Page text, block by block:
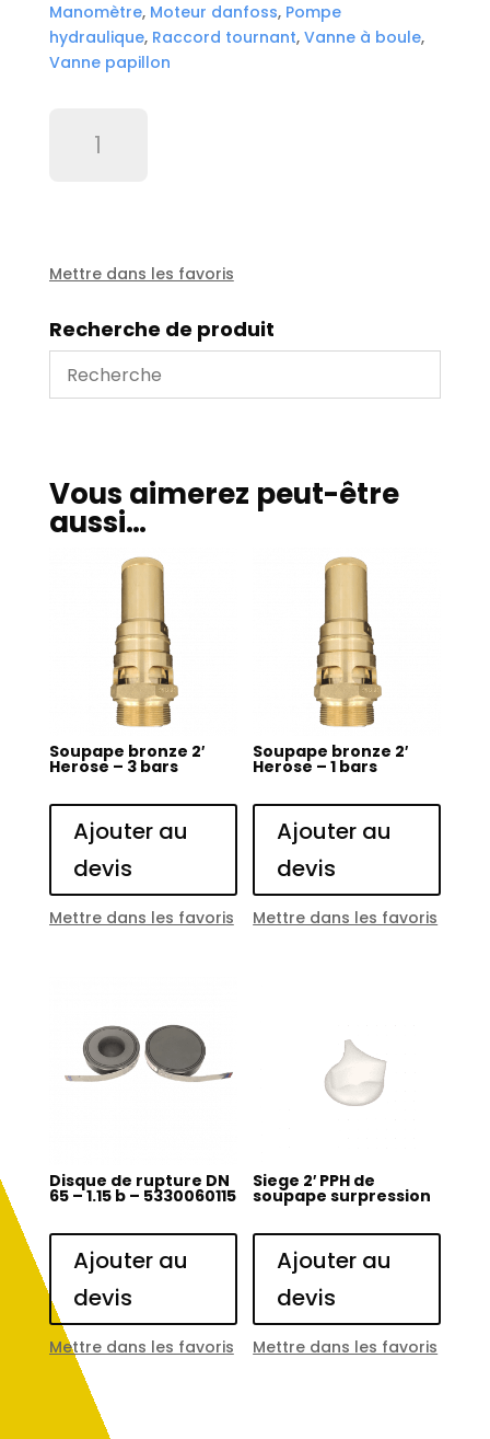
Manomètre, Moteur danfoss, Pompe
hydraulique, Raccord tournant, Vanne à boule,
Vanne papillon
-
bars
Mettre dans les favoris
Recherche de produit
Vous aimerez peut-être
aussi…
Soupape bronze 2′
Herose – 3 bars
Ajouter au
devis
Mettre dans les favoris
Soupape bronze 2′
Herose – 1 bars
Ajouter au
devis
Mettre dans les favoris
Disque de rupture DN
65 – 1.15 b – 5330060115
Ajouter au
devis
Mettre dans les favoris
Siege 2′ PPH de
soupape surpression
Ajouter au
devis
Mettre dans les favoris